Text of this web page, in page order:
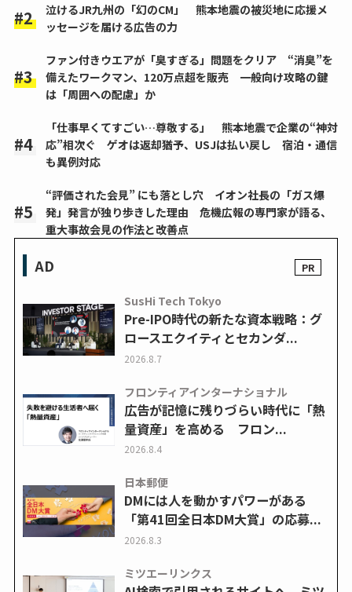
泣けるJR九州の「幻のCM」 熊本地震の被災地に応援メ
ッセージを届ける広告の力
ファン付きウエアが「臭すぎる」問題をクリア “消臭”を
備えたワークマン、120万点超を販売 一般向け攻略の鍵
は「周囲への配慮」か
「仕事早くてすごい…尊敬する」 熊本地震で企業の“神対
応”相次ぐ ゲオは返却猶予、USJは払い戻し 宿泊・通信
も異例対応
“評価された会見” にも落とし穴 イオン社長の「ガス爆
発」発言が独り歩きした理由 危機広報の専門家が語る、
重大事故会見の作法と改善点
AD
SusHi Tech Tokyo
Pre-IPO時代の新たな資本戦略：グ
ロースエクイティとセカンダ...
2026.8.7
フロンティアインターナショナル
広告が記憶に残りづらい時代に「熱
量資産」を高める フロン...
2026.8.4
日本郵便
DMには人を動かすパワーがある
「第41回全日本DM大賞」の応募...
2026.8.3
ミツエーリンクス